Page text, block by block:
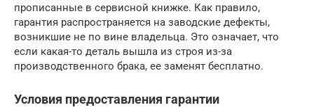
прописанные в сервисной книжке. Как правило,
гарантия распространяется на заводские дефекты,
возникшие не по вине владельца. Это означает, что
если какая-то деталь вышла из строя из-за
производственного брака, ее заменят бесплатно.
Условия предоставления гарантии